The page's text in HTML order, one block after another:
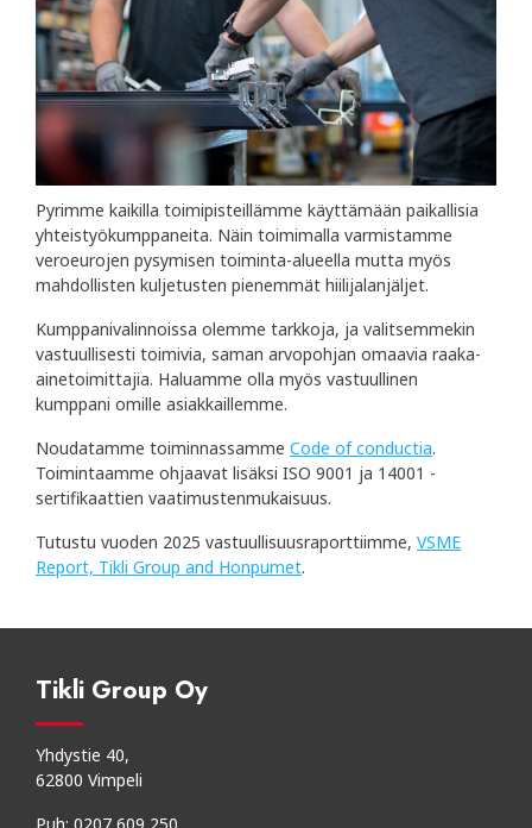
Pyrimme kaikilla toimipisteillämme käyttämään paikallisia
yhteistyökumppaneita. Näin toimimalla varmistamme
veroeurojen pysymisen toiminta-alueella mutta myös
mahdollisten kuljetusten pienemmät hiilijalanjäljet.
Kumppanivalinnoissa olemme tarkkoja, ja valitsemmekin
vastuullisesti toimivia, saman arvopohjan omaavia raaka-
ainetoimittajia. Haluamme olla myös vastuullinen
kumppani omille asiakkaillemme.
Noudatamme toiminnassamme Code of conductia.
Toimintaamme ohjaavat lisäksi ISO 9001 ja 14001 -
sertifikaattien vaatimustenmukaisuus.
Tutustu vuoden 2025 vastuullisuusraporttiimme, VSME
Report, Tikli Group and Honpumet.
Tikli Group Oy
Yhdystie 40,
62800 Vimpeli